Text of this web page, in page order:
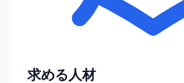
求める人材